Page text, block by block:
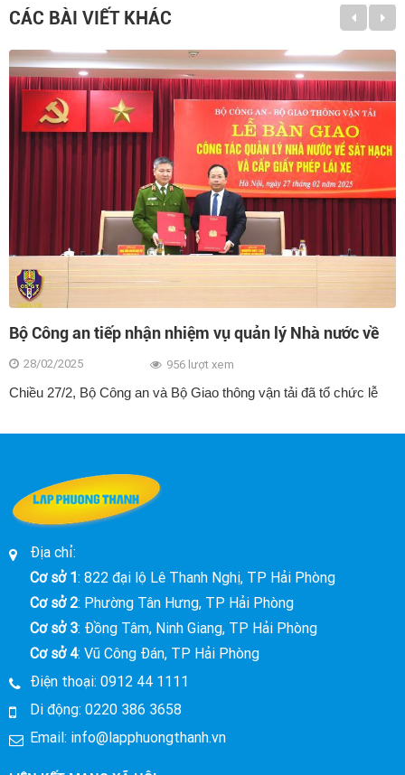
CÁC BÀI VIẾT KHÁC
về
tải.
chức lễ
Trung tâm Lập Phương Thành sẽ xây
29/10/2024
Dự án Trung tâm giáo dục nghề nghiệp và sát
Địa chỉ:
Cơ sở 1: 822 đại lộ Lê Thanh Nghị, TP Hải Phòng
Cơ sở 2: Phường Tân Hưng, TP Hải Phòng
Cơ sở 3: Đồng Tâm, Ninh Giang, TP Hải Phòng
Cơ sở 4: Vũ Công Đán, TP Hải Phòng
Điện thoại: 0912 44 1111
Di động: 0220 386 3658
Email: info@lapphuongthanh.vn